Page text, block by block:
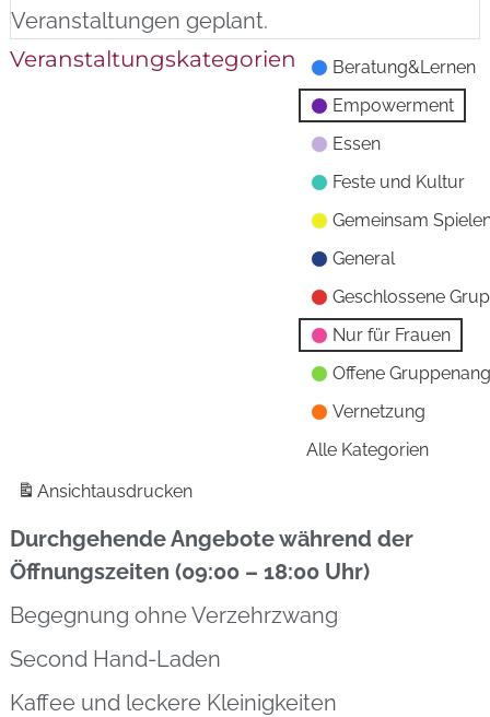
Veranstaltungen geplant.
Veranstaltungskategorien
Beratung&Lernen
Empowerment
Essen
Feste und Kultur
Gemeinsam
General
Geschlossene
Nur für Frauen
Offene
Vernetzung
Alle Kategorien
Ansichtausdrucken
Durchgehende Angebote während der
Öffnungszeiten (09:00 – 18:00 Uhr)
Begegnung ohne Verzehrzwang
Second Hand-Laden
Kaffee und leckere Kleinigkeiten